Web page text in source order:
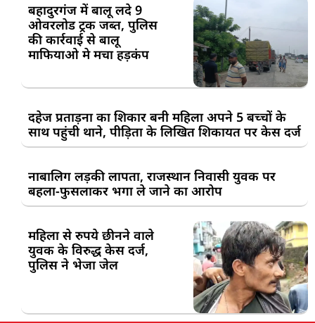
बहादुरगंज में बालू लदे 9
ओवरलोड ट्रक जब्त, पुलिस
की कार्रवाई से बालू
माफियाओ मे मचा हड़कंप
दहेज प्रताड़ना का शिकार बनी महिला अपने 5 बच्चों के
साथ पहुंची थाने, पीड़िता के लिखित शिकायत पर केस दर्ज
नाबालिग लड़की लापता, राजस्थान निवासी युवक पर
बहला-फुसलाकर भगा ले जाने का आरोप
महिला से रुपये छीनने वाले
युवक के विरुद्ध केस दर्ज,
पुलिस ने भेजा जेल